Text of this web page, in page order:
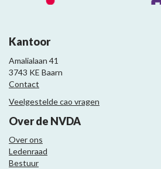
Kantoor
Amalialaan 41
3743 KE Baarn
Contact
Veelgestelde cao vragen
Over de NVDA
Over ons
Ledenraad
Bestuur